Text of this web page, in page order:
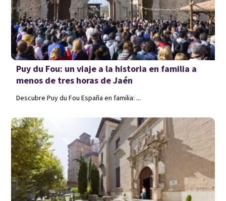
Puy du Fou: un viaje a la historia en familia a
menos de tres horas de Jaén
Descubre Puy du Fou España en familia: ...